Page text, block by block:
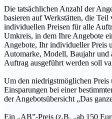
Die tatsächlichen Anzahl der
basieren auf Werkstätten, die
individuellen Preisen für alle
Umkreis, in dem Ihre Angebote
Angebote, Ihr individueller Preis
Automarke, Modell, Baujahr
Auftrag ausgeführt werden soll
Um den niedrigstmöglichen
Einsparungen bei einer
der Angebotsübersicht „Das
Ein „AB”-Preis (z.B. „ab 150